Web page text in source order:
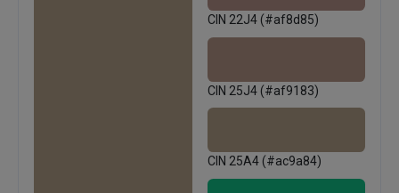
CIN 22J4 (#af8d85)
CIN 25J4 (#af9183)
CIN 25A4 (#ac9a84)